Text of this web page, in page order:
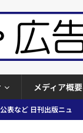
メディア概要
表など 日刊出版ニュ